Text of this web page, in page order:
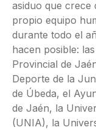
asiduo que crece
propio equipo
durante todo el
hacen posible: las
Provincial de
Deporte de la
de Úbeda, el
de Jaén, la
(UNIA), la